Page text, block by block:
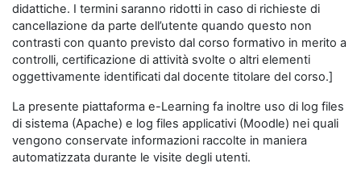
didattiche. I termini saranno ridotti in caso di richieste di
cancellazione da parte dell’utente quando questo non
contrasti con quanto previsto dal corso formativo in merito a
controlli, certificazione di attività svolte o altri elementi
oggettivamente identificati dal docente titolare del corso.]
La presente piattaforma e-Learning fa inoltre uso di log files
di sistema (Apache) e log files applicativi (Moodle) nei quali
vengono conservate informazioni raccolte in maniera
automatizzata durante le visite degli utenti.